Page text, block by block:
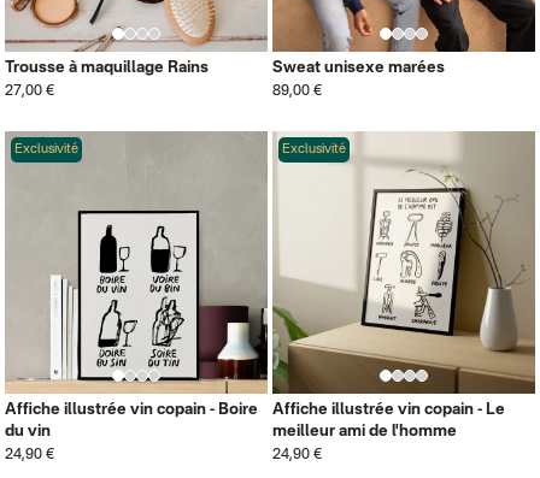
Trousse à maquillage Rains
27,00 €
Sweat unisexe marées
89,00 €
Exclusivité
Affiche illustrée vin copain - Boire
du vin
24,90 €
Exclusivité
Affiche illustrée vin copain - Le
meilleur ami de l'homme
24,90 €